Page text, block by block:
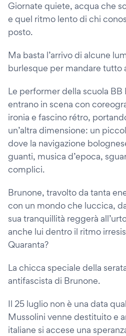
Giornate quiete, acqua che
e quel ritmo lento di chi
posto.
Ma basta l’arrivo di alcune
burlesque per mandare tutto
Le performer della scuola BB
entrano in scena con
ironia e fascino rétro,
un’altra dimensione: un
dove la navigazione
guanti, musica d’epoca,
complici.
Brunone, travolto da tanta
con un mondo che luccica,
sua tranquillità reggerà
anche lui dentro il ritmo
Quaranta?
La chicca speciale della
antifascista di Brunone.
Il 25 luglio non è una data
Mussolini venne destituito e
italiane si accese una